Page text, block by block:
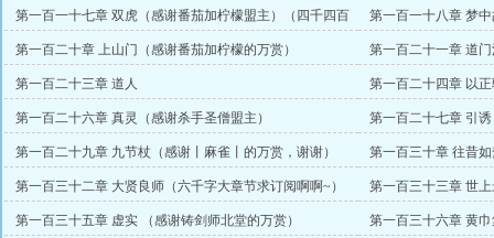
第一百一十七章 双虎（感谢番茄加柠檬盟主）（四千四百
字，卡文一更）
第一百一十八章 梦
第一百二十章 上山门（感谢番茄加柠檬的万赏） 第一百二十一章 道
第一百二十三章 道人
第一百二十四章 以
币）（大章求订阅）
第一百二十六章 真灵（感谢杀手圣僧盟主） 第一百二十七章 引
第一百二十九章 九节杖（感谢丨麻雀丨的万赏，谢谢）
（大章求订阅！）
第一百三十章 往昔
主）
第一百三十二章 大贤良师（六千字大章节求订阅啊啊~）
第一百三十三章 世
主）
第一百三十五章 虚实 （感谢铸剑师北堂的万赏）
第一百三十六章 黄